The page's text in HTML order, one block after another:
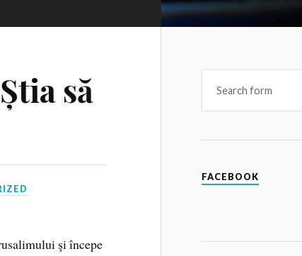
să
şi începe
FACEBOOK